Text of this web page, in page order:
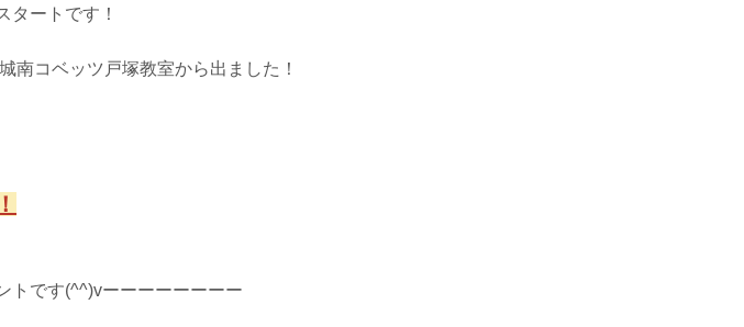
タートです！
南コベッツ戸塚教室から出ました！
トです(^^)vーーーーーーーー